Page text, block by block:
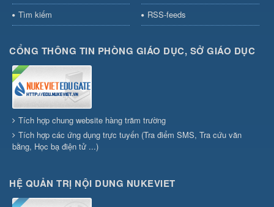
Tìm kiếm
RSS-feeds
CỔNG THÔNG TIN PHÒNG GIÁO DỤC, SỞ GIÁO DỤC
Tích hợp chung website hàng trăm trường
Tích hợp các ứng dụng trực tuyến (Tra điểm SMS, Tra cứu văn
bằng, Học bạ điện tử ...)
HỆ QUẢN TRỊ NỘI DUNG NUKEVIET